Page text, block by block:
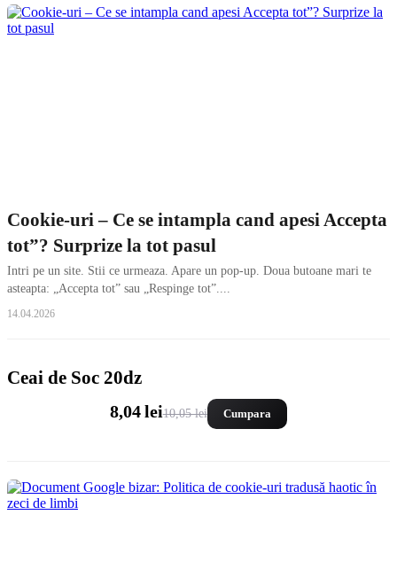
Cookie-uri – Ce se intampla cand apesi Accepta
tot”? Surprize la tot pasul
Intri pe un site. Stii ce urmeaza. Apare un pop-up. Doua butoane mari te
asteapta: „Accepta tot” sau „Respinge tot”....
14.04.2026
Ceai de Soc 20dz
8,04 lei10,05 lei Cumpara